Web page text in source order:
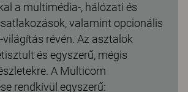
a multimédia-, hálózati és
valamint opcionális
világítás révén. Az asztalok
és egyszerű, mégis
A Multicom
rendkívül egyszerű: